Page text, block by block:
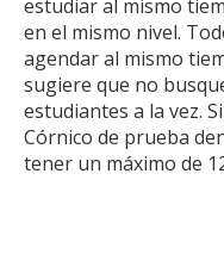
estudiar al mismo
en el mismo nivel.
agendar al mismo
sugiere que no
estudiantes a la vez.
Córnico de prueba
tener un máximo de